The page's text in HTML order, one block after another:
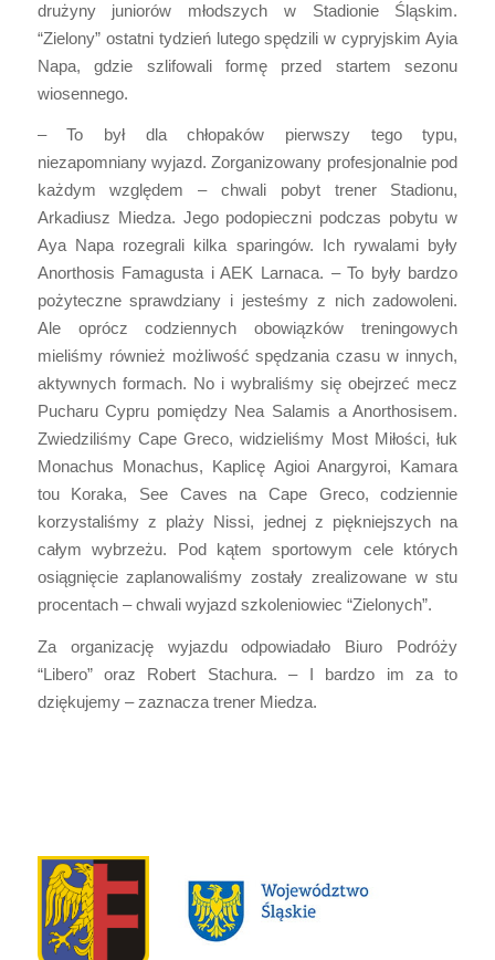
drużyny juniorów młodszych w Stadionie Śląskim.
“Zielony” ostatni tydzień lutego spędzili w cypryjskim Ayia
Napa, gdzie szlifowali formę przed startem sezonu
wiosennego.
– To był dla chłopaków pierwszy tego typu,
niezapomniany wyjazd. Zorganizowany profesjonalnie pod
każdym względem – chwali pobyt trener Stadionu,
Arkadiusz Miedza. Jego podopieczni podczas pobytu w
Aya Napa rozegrali kilka sparingów. Ich rywalami były
Anorthosis Famagusta i AEK Larnaca. – To były bardzo
pożyteczne sprawdziany i jesteśmy z nich zadowoleni.
Ale oprócz codziennych obowiązków treningowych
mieliśmy również możliwość spędzania czasu w innych,
aktywnych formach. No i wybraliśmy się obejrzeć mecz
Pucharu Cypru pomiędzy Nea Salamis a Anorthosisem.
Zwiedziliśmy Cape Greco, widzieliśmy Most Miłości, łuk
Monachus Monachus, Kaplicę Agioi Anargyroi, Kamara
tou Koraka, See Caves na Cape Greco, codziennie
korzystaliśmy z plaży Nissi, jednej z piękniejszych na
całym wybrzeżu. Pod kątem sportowym cele których
osiągnięcie zaplanowaliśmy zostały zrealizowane w stu
procentach – chwali wyjazd szkoleniowiec “Zielonych”.
Za organizację wyjazdu odpowiadało Biuro Podróży
“Libero” oraz Robert Stachura. – I bardzo im za to
dziękujemy – zaznacza trener Miedza.